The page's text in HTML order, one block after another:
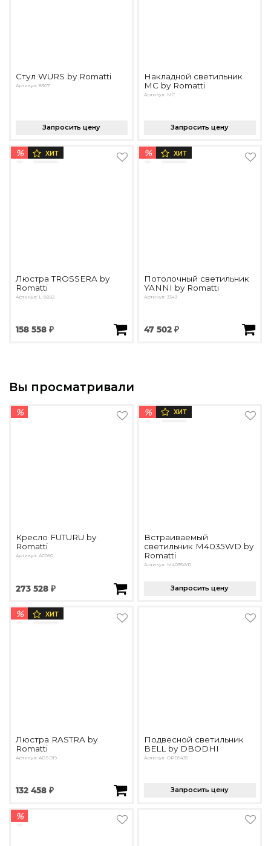
Стул WURS by Romatti
Артикул: 8307
Запросить цену
Накладной светильник
MC by Romatti
Артикул: MC
Запросить цену
% ХИТ
Люстра TROSSERA by
Romatti
Артикул: L-8892
158 558 ₽
% ХИТ
Потолочный светильник
YANNI by Romatti
Артикул: 3343
47 502 ₽
Вы просматривали
%
Кресло FUTURU by
Romatti
Артикул: AC060
273 528 ₽
% ХИТ
Встраиваемый
светильник M4035WD by
Romatti
Артикул: M4035WD
Запросить цену
% ХИТ
Люстра RASTRA by
Romatti
Артикул: ADSD19
132 458 ₽
Подвесной светильник
BELL by DBODHI
Артикул: OPD5436
Запросить цену
%